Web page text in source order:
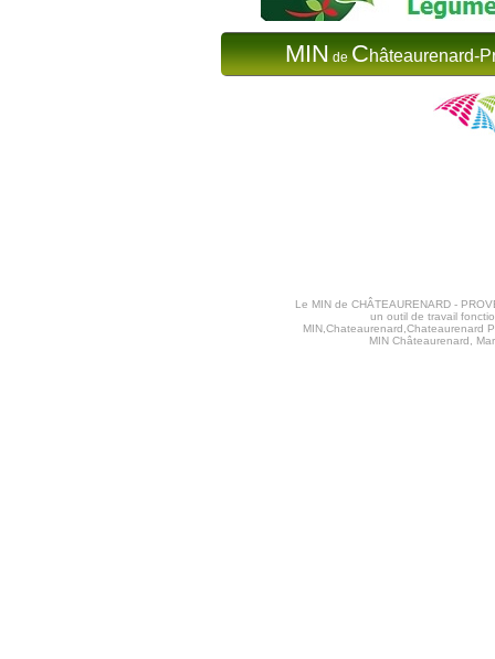
MINdeChâteaurenard-
Le MIN de CHÂTEAURENARD -
un outil de travail
MIN,Chateaurenard,Chateaurenard
MIN Châteaurenard,